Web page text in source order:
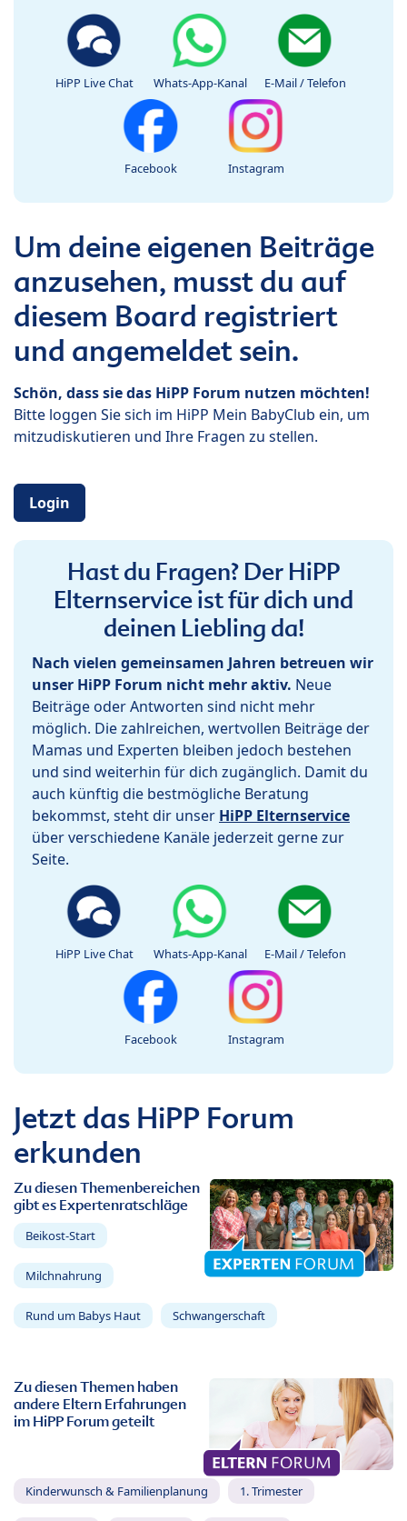
HiPP Live Chat Whats-App-Kanal E-Mail / Telefon
Facebook Instagram
Um deine eigenen Beiträge
anzusehen, musst du auf
diesem Board registriert
und angemeldet sein.
Schön, dass sie das HiPP Forum nutzen möchten!
Bitte loggen Sie sich im HiPP Mein BabyClub ein, um
mitzudiskutieren und Ihre Fragen zu stellen.
Login
Hast du Fragen? Der HiPP
Elternservice ist für dich und
deinen Liebling da!
Nach vielen gemeinsamen Jahren betreuen wir
unser HiPP Forum nicht mehr aktiv. Neue
Beiträge oder Antworten sind nicht mehr
möglich. Die zahlreichen, wertvollen Beiträge der
Mamas und Experten bleiben jedoch bestehen
und sind weiterhin für dich zugänglich. Damit du
auch künftig die bestmögliche Beratung
bekommst, steht dir unser HiPP Elternservice
über verschiedene Kanäle jederzeit gerne zur
Seite.
HiPP Live Chat Whats-App-Kanal E-Mail / Telefon
Facebook Instagram
Jetzt das HiPP Forum
erkunden
Zu diesen Themenbereichen
gibt es Expertenratschläge
Beikost-Start
Milchnahrung
Rund um Babys Haut Schwangerschaft
Zu diesen Themen haben
andere Eltern Erfahrungen
im HiPP Forum geteilt
Kinderwunsch & Familienplanung 1. Trimester